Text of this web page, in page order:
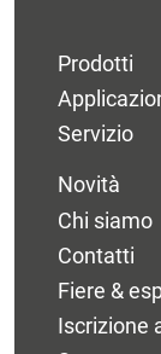
Prodotti
Servizio
Novità
Chi siamo
Contatti
Fiere &
Iscrizione